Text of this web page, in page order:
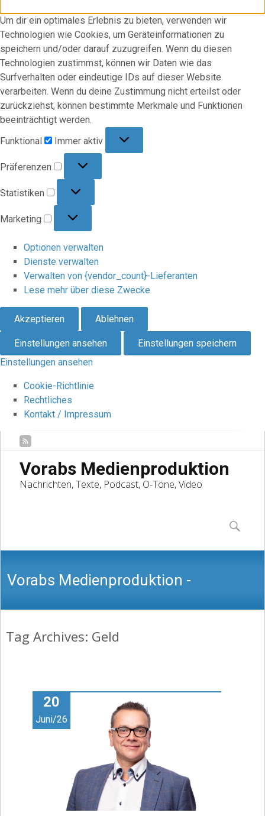
Um dir ein optimales Erlebnis zu bieten, verwenden wir
Technologien wie Cookies, um Geräteinformationen zu
speichern und/oder darauf zuzugreifen. Wenn du diesen
Technologien zustimmst, können wir Daten wie das
Surfverhalten oder eindeutige IDs auf dieser Website
verarbeiten. Wenn du deine Zustimmung nicht erteilst oder
zurückziehst, können bestimmte Merkmale und Funktionen
beeinträchtigt werden.
Funktional
Immer aktiv
Präferenzen
Statistiken
Marketing
Optionen verwalten
Dienste verwalten
Verwalten von {vendor_count}-Lieferanten
Lese mehr über diese Zwecke
Akzeptieren Ablehnen
Einstellungen ansehen
Einstellungen speichern
Einstellungen ansehen
Cookie-Richtlinie
Rechtliches
Kontakt / Impressum
Vorabs Medienproduktion
Nachrichten, Texte, Podcast, O-Töne, Video
content
Suchen
nach:
Vorabs Medienproduktion -
Nachrichten, Texte, Podcast, O-Töne,
Video
Tag Archives: Geld
20
Juni/26